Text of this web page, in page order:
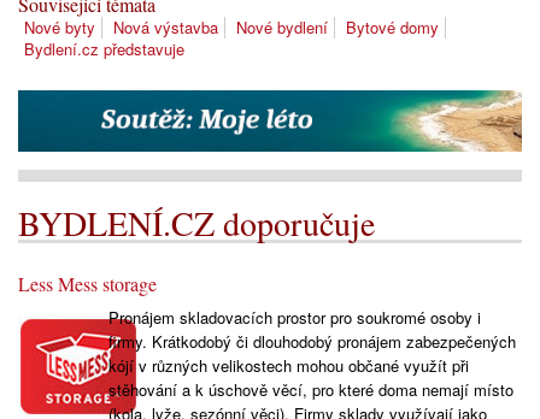
Nové byty Nová výstavba Nové bydlení
Bytové domy
Bydlení.cz představuje
BYDLENÍ.CZ doporučuje
Less Mess storage
Pronájem skladovacích prostor pro soukromé osoby i
firmy. Krátkodobý či dlouhodobý pronájem zabezpečených
kójí v různých velikostech mohou občané využít při
stěhování a k úschově věcí, pro které doma nemají místo
(kola, lyže, sezónní věci). Firmy sklady využívají jako